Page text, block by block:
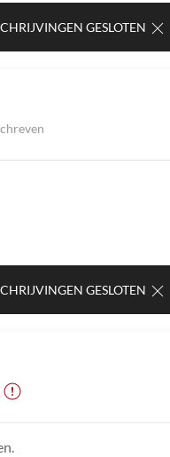
GESLOTEN
GESLOTEN